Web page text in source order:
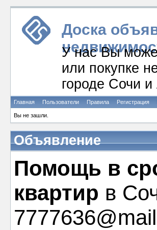
Доска
У нас Вы
или покупке
городе Сочи
Главная Пользователи Правила Регистрация
Вы не зашли.
Объявление
Помощь в
квартир в